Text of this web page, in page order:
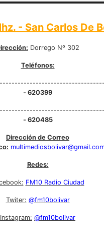
- San Carlos De
Dorrego Nº 302
Teléfonos:
- 620399
- 620485
Dirección de Correo
Redes:
FM10 Radio Ciudad
Twiter: @fm10bolivar
Instagram: @fm10bolivar